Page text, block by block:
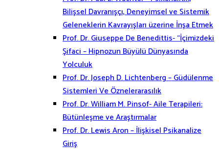
Bilişsel Davranışçı, Deneyimsel ve Sistemik
Geleneklerin Kavrayışları üzerine İnşa Etmek
Prof. Dr. Giuseppe De Benedittis- “İçimizdeki
Şifaci – Hipnozun Büyülü Dünyasında
Yolculuk
Prof. Dr. Joseph D. Lichtenberg – Güdülenme
Sistemleri Ve Öznelerarasılık
Prof. Dr. William M. Pinsof- Aile Terapileri:
Bütünleşme ve Araştırmalar
Prof. Dr. Lewis Aron – İlişkisel Psikanalize
Giriş